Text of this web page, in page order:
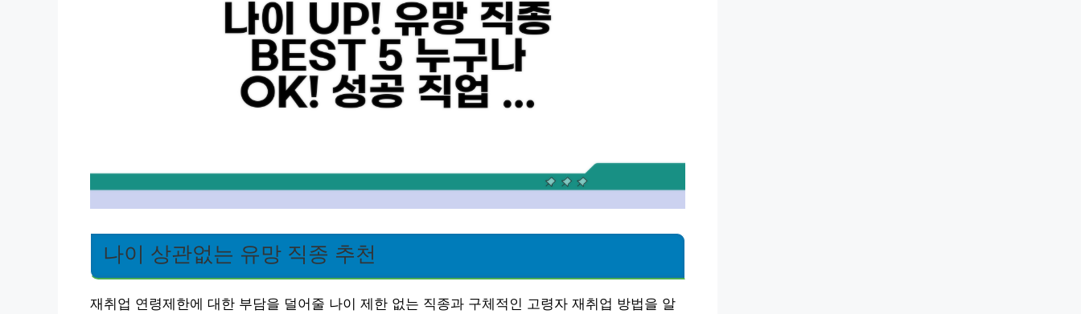
나이 상관없는 유망 직종 추천
재취업 연령제한에 대한 부담을 덜어줄 나이 제한 없는 직종과 구체적인 고령자 재취업 방법을 알